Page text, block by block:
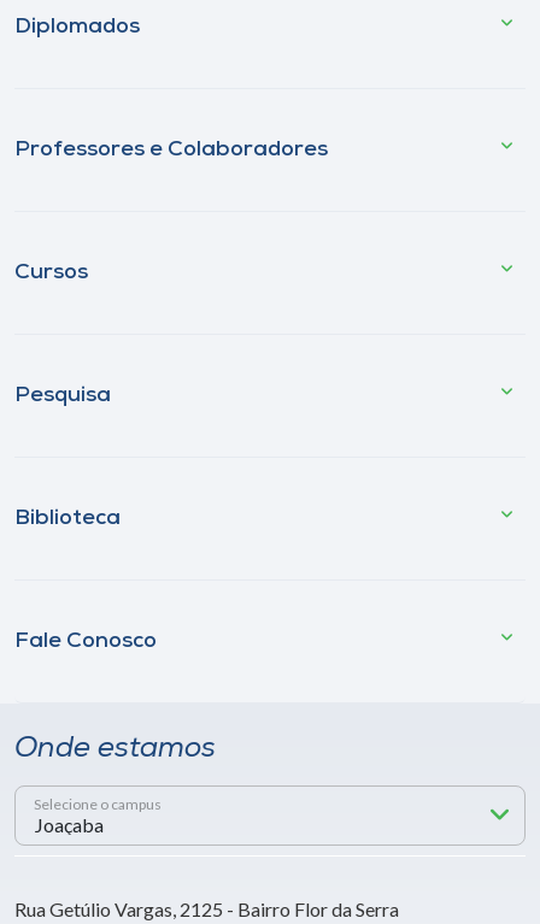
Diplomados
Professores e Colaboradores
Cursos
Pesquisa
Biblioteca
Fale Conosco
Onde estamos
Selecione o campus
Rua Getúlio Vargas, 2125 - Bairro Flor da Serra